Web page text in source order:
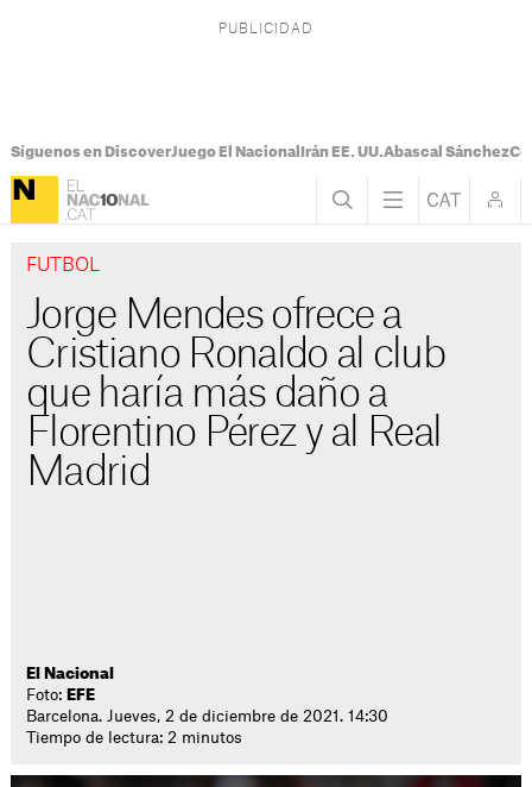
Síguenos en DiscoverJuego El Nacional Irán EE. UU.Abascal Sánchez
FUTBOL
Jorge Mendes ofrece a
Cristiano Ronaldo al club
que haría más daño a
Florentino Pérez y al Real
Madrid
El Nacional
Foto: EFE
Barcelona. Jueves, 2 de diciembre de 2021. 14:30
Tiempo de lectura: 2 minutos